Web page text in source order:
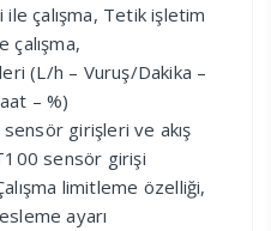
çalışma, Tetik işletim
çalışma,
(L/h – Vuruş/Dakika –
– %)
girişleri ve akış
sensör girişi
limitleme özelliği,
ayarı